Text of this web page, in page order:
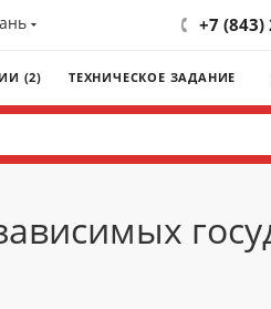
+7 (843)
(2) ТЕХНИЧЕСКОЕ ЗАДАНИЕ